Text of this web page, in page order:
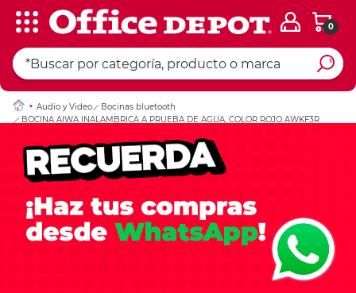
0
Audio y Video
Bocinas bluetooth
BOCINA AIWA INALAMBRICA A PRUEBA DE AGUA, COLOR ROJO AWKF3R
Ingresar Codigo